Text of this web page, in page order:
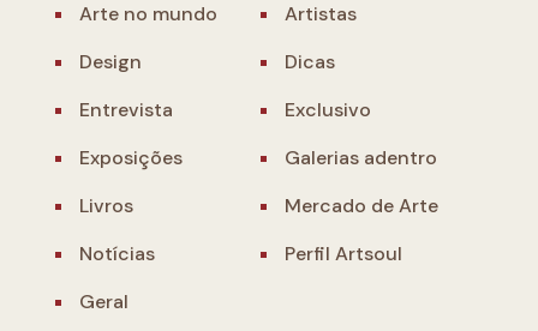
Arte no mundo
Artistas
Design
Dicas
Entrevista
Exclusivo
Exposições
Galerias adentro
Livros
Mercado de Arte
Notícias
Perfil Artsoul
Geral